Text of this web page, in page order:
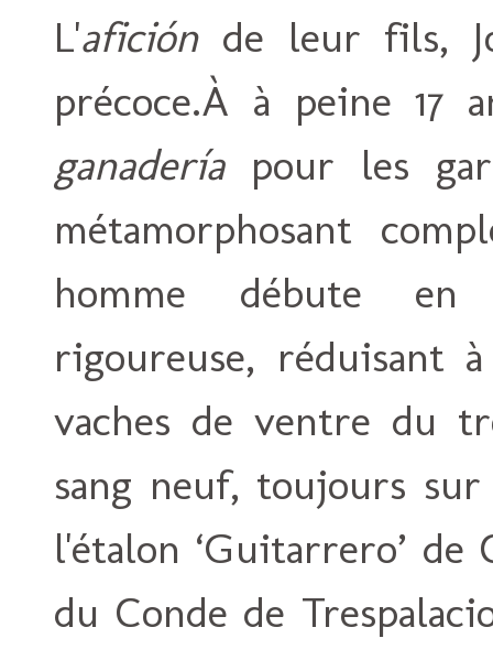
L'aficiónde leur fils,
précoce.À à peine
ganaderíapour les
métamorphosant
homme débute en
rigoureuse, réduisant
vaches de ventre du
sang neuf, toujours sur
l'étalon ‘Guitarrero’ de
du Conde de